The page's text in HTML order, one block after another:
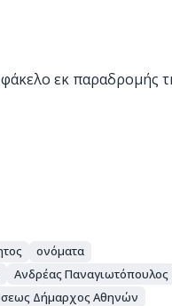
εκ παραδρομής
ονόματα
Ανδρέας Παναγιωτόπουλος
Δήμαρχος Αθηνών